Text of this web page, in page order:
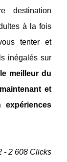
destination
à la fois
tenter et
inégalés sur
meilleur du
et
expériences
- 2 608 Clicks